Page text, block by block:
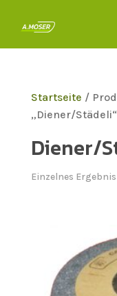
Startseite /
„Diener/Städeli“
Diener/
Einzelnes